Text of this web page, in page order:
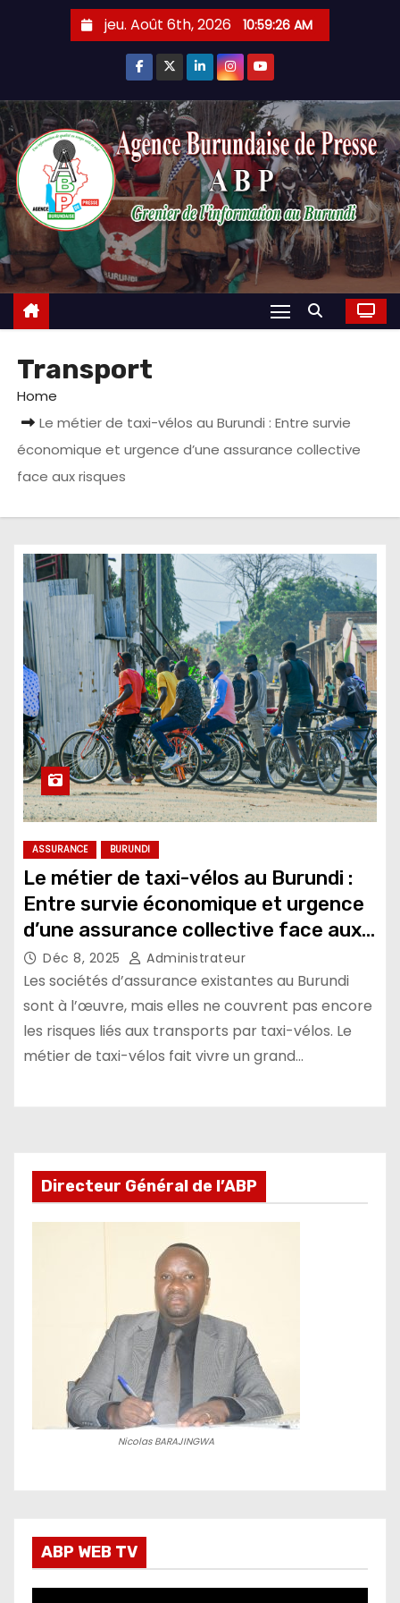
jeu. Août 6th, 2026 10:59:26 AM
Transport
Home
Le métier de taxi-vélos au Burundi : Entre survie
économique et urgence d’une assurance collective
face aux risques
ASSURANCE BURUNDI
Le métier de taxi-vélos au Burundi :
Entre survie économique et urgence
d’une assurance collective face aux
risques
Déc 8, 2025 Administrateur
Les sociétés d’assurance existantes au Burundi
sont à l’œuvre, mais elles ne couvrent pas encore
les risques liés aux transports par taxi-vélos. Le
métier de taxi-vélos fait vivre un grand…
Directeur Général de l’ABP
Nicolas BARAJINGWA
ABP WEB TV